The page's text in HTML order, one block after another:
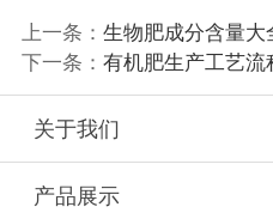
上一条： 生物肥成分含量大
下一条： 有机肥生产工艺流
关于我们
产品展示